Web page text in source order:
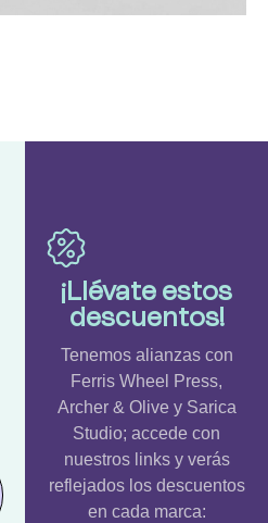
¡Llévate estos
descuentos!
Tenemos alianzas con
Ferris Wheel Press,
Archer & Olive y Sarica
Studio; accede con
nuestros links y verás
reflejados los descuentos
en cada marca: